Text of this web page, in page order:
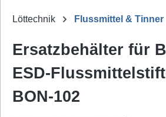
Löttechnik Flussmittel & Tinner
Ersatzbehälter für
ESD-
BON-102